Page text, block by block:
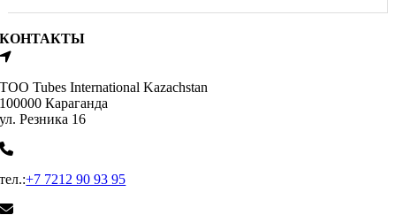
КОНТАКТЫ
ТОО Tubes International Kazachstan
100000 Караганда
ул. Резника 16
тел.:+7 7212 90 93 95